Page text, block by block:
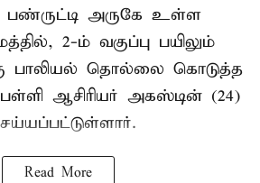
பண்ருட்டி அருகே உள்ள
2-ம் வகுப்பு பயிலும்
பாலியல் தொல்லை கொடுத்த
பள்ளி ஆசிரியர் அகஸ்டின் (24)
Read More